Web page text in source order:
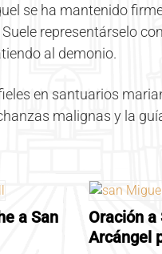
se ha mantenido
representárselo
al demonio.
en santuarios
malignas y la
a San
Oración a
Arcángel